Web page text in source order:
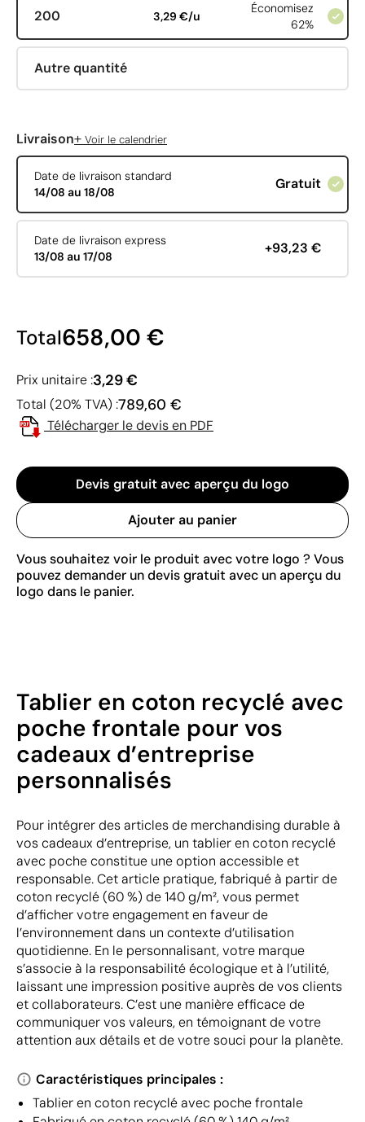
200 3,29 €/u
Économisez
62%
Autre quantité
Livraison+ Voir le calendrier
Date de livraison standard
14/08 au 18/08
Gratuit
Date de livraison express
13/08 au 17/08
+93,23 €
Total658,00 €
Prix unitaire :3,29 €
Total (20% TVA) :789,60 €
Télécharger le devis en PDF
Devis gratuit avec aperçu du logo
Ajouter au panier
Vous souhaitez voir le produit avec votre logo ? Vous
pouvez demander un devis gratuit avec un aperçu du
logo dans le panier.
Tablier en coton recyclé avec
poche frontale pour vos
cadeaux d’entreprise
personnalisés
Pour intégrer des articles de merchandising durable à
vos cadeaux d’entreprise, un tablier en coton recyclé
avec poche constitue une option accessible et
responsable. Cet article pratique, fabriqué à partir de
coton recyclé (60 %) de 140 g/m², vous permet
d’afficher votre engagement en faveur de
l’environnement dans un contexte d’utilisation
quotidienne. En le personnalisant, votre marque
s’associe à la responsabilité écologique et à l’utilité,
laissant une impression positive auprès de vos clients
et collaborateurs. C’est une manière efficace de
communiquer vos valeurs, en témoignant de votre
attention aux détails et de votre souci pour la planète.
Caractéristiques principales :
Tablier en coton recyclé avec poche frontale